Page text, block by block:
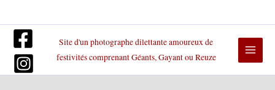
contenu
Site d'un photographe dilettante amoureux de
festivités comprenant Géants, Gayant ou Reuze